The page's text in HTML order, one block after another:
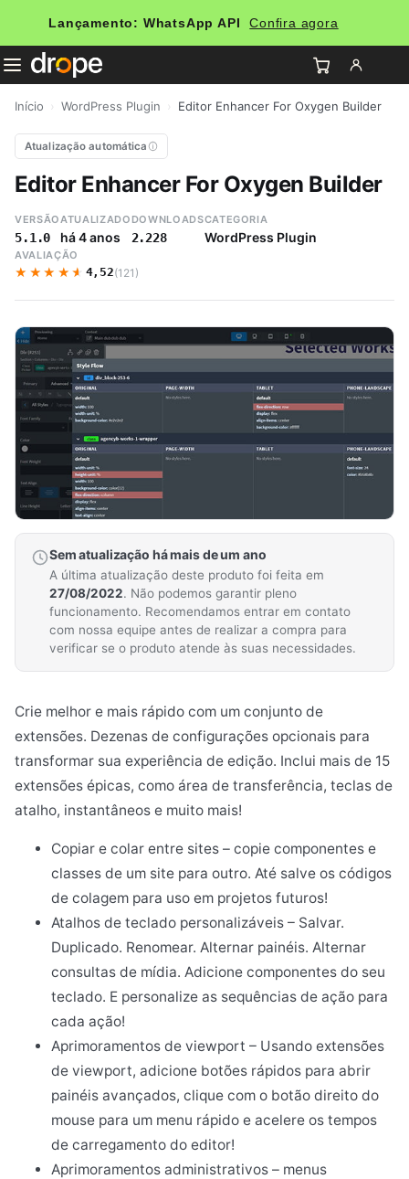
Lançamento: WhatsApp API Confira agora
Início WordPress Plugin Editor Enhancer For Oxygen Builder
Atualização automática
Editor Enhancer For Oxygen Builder
VERSÃO
5.1.0
ATUALIZADO
há 4 anos
DOWNLOADS
2.228
CATEGORIA
WordPress Plugin
AVALIAÇÃO
★★★★★
★★★★★ 4,52(121)
Sem atualização há mais de um ano
A última atualização deste produto foi feita em
27/08/2022. Não podemos garantir pleno
funcionamento. Recomendamos entrar em contato
com nossa equipe antes de realizar a compra para
verificar se o produto atende às suas necessidades.
Crie melhor e mais rápido com um conjunto de
extensões. Dezenas de configurações opcionais para
transformar sua experiência de edição. Inclui mais de 15
extensões épicas, como área de transferência, teclas de
atalho, instantâneos e muito mais!
Copiar e colar entre sites – copie componentes e
classes de um site para outro. Até salve os códigos
de colagem para uso em projetos futuros!
Atalhos de teclado personalizáveis – Salvar.
Duplicado. Renomear. Alternar painéis. Alternar
consultas de mídia. Adicione componentes do seu
teclado. E personalize as sequências de ação para
cada ação!
Aprimoramentos de viewport – Usando extensões
de viewport, adicione botões rápidos para abrir
painéis avançados, clique com o botão direito do
mouse para um menu rápido e acelere os tempos
de carregamento do editor!
Aprimoramentos administrativos – menus